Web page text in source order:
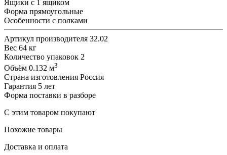
Ящики с 1 ящиком
Форма прямоугольные
Особенности с полками
Артикул производителя 32.02
Вес 64 кг
Количество упаковок 2
Объём 0.132 м3
Страна изготовления Россия
Гарантия 5 лет
Форма поставки в разборе
С этим товаром покупают
Похожие товары
Доставка и оплата